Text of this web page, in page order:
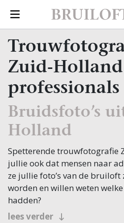
Zuid-Holland
professionals
Bruidsfoto’s
Holland
Spetterende trouwfotografie
jullie ook dat mensen naar
ze jullie foto’s van de bruiloft
worden en willen weten
hadden?
Begin daarom de zoektocht
lees verder